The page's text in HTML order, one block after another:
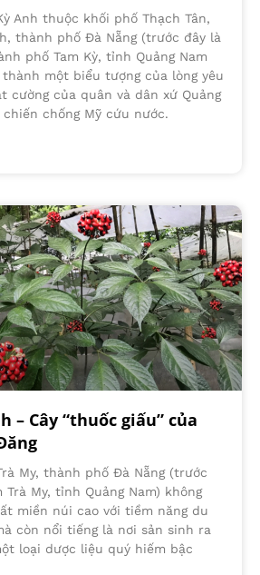
Anh thuộc khối phố Thạch Tân,
thành phố Đà Nẵng (trước đây là
phố Tam Kỳ, tỉnh Quảng Nam
một biểu tượng của lòng yêu
cường của quân và dân xứ Quảng
chống Mỹ cứu nước.
– Cây “thuốc giấu” của
My, thành phố Đà Nẵng (trước
Trà My, tỉnh Quảng Nam) không
miền núi cao với tiềm năng du
còn nổi tiếng là nơi sản sinh ra
loại dược liệu quý hiếm bậc